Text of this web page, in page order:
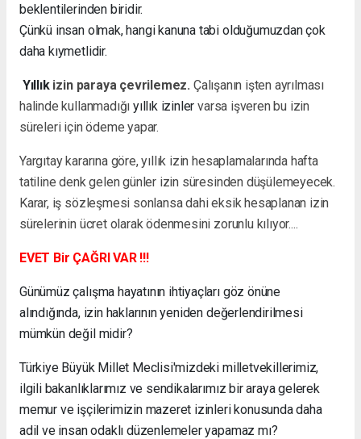
beklentilerinden biridir.
Çünkü insan olmak, hangi kanuna tabi olduğumuzdan çok
daha kıymetlidir.
Yıllıkizin paraya çevrilemez. Çalışanın işten ayrılması
halinde kullanmadığı yıllık izinler varsa işveren bu izin
süreleri için ödeme yapar.
Yargıtay kararına göre, yıllık izin hesaplamalarında hafta
tatiline denk gelen günler izin süresinden düşülemeyecek.
Karar, iş sözleşmesi sonlansa dahi eksik hesaplanan izin
sürelerinin ücret olarak ödenmesini zorunlu kılıyor....
EVET Bir ÇAĞRI VAR !!!
Günümüz çalışma hayatının ihtiyaçları göz önüne
alındığında, izin haklarının yeniden değerlendirilmesi
mümkün değil midir?
Türkiye Büyük Millet Meclisi'mizdeki milletvekillerimiz,
ilgili bakanlıklarımız ve sendikalarımız bir araya gelerek
memur ve işçilerimizin mazeret izinleri konusunda daha
adil ve insan odaklı düzenlemeler yapamaz mı?